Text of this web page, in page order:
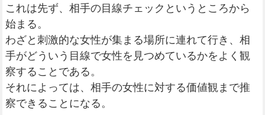
これは先ず、相手の目線チェックというところから
始まる。
わざと刺激的な女性が集まる場所に連れて行き、相
手がどういう目線で女性を見つめているかをよく観
察することである。
それによっては、相手の女性に対する価値観まで推
察できることになる。